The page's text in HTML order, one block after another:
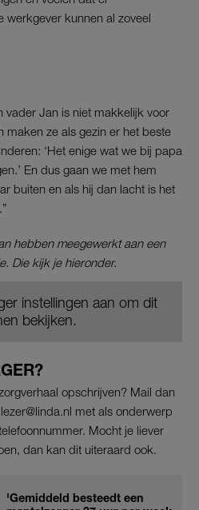
werkgever kunnen al zoveel
vader Jan is niet makkelijk voor
maken ze als gezin er het beste
‘Het enige wat we bij papa
En dus gaan we met hem
buiten en als hij dan lacht is het
hebben meegewerkt aan een
Die kijk je hieronder.
instellingen aan om dit
bekijken.
opschrijven? Mail dan
met als onderwerp
Mocht je liever
dan kan dit uiteraard ook.
'Gemiddeld besteedt een